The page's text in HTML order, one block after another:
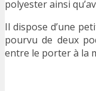
polyester ainsi
Il dispose d’une
pourvu de deux
entre le porter à la